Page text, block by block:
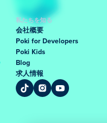
私たちを知る
会社概要
Poki for Developers
Poki Kids
Blog
求人情報